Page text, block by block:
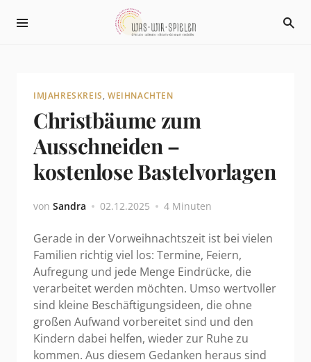
IMJAHRESKREIS,WEIHNACHTEN
Christbäume zum
Ausschneiden –
kostenlose Bastelvorlagen
von Sandra 02.12.2025 4 Minuten
Gerade in der Vorweihnachtszeit ist bei vielen
Familien richtig viel los: Termine, Feiern,
Aufregung und jede Menge Eindrücke, die
verarbeitet werden möchten. Umso wertvoller
sind kleine Beschäftigungsideen, die ohne
großen Aufwand vorbereitet sind und den
Kindern dabei helfen, wieder zur Ruhe zu
kommen. Aus diesem Gedanken heraus sind